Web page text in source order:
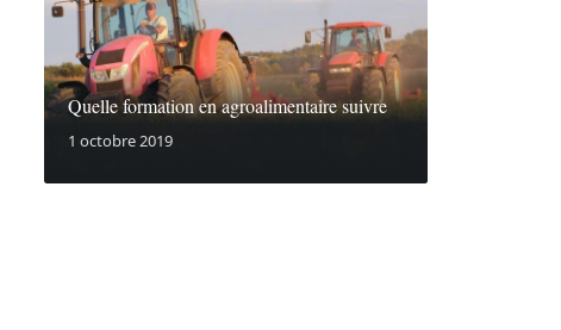
Quelle formation en agroalimentaire suivre
1 octobre 2019